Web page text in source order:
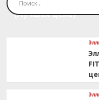
(Лучшая цена)